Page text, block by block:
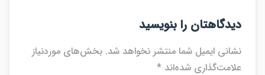
را بنویسید
ایمیل شما منتشر نخواهد شد. بخش‌های موردنیاز
شده‌اند *